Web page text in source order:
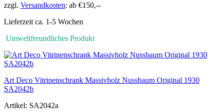
zzgl. Versandkosten: ab €150,--
Lieferzeit ca. 1-5 Wochen
Umweltfreundliches Produkt
Art Deco Vitrinenschrank Massivholz Nussbaum Original 1930
SA2042b
Artikel: SA2042a